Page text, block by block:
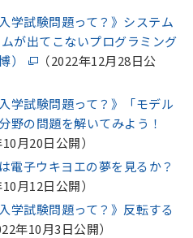
学試験問題って？》システム
が出てこないプログラミング
）
（2022年12月28日公
学試験問題って？》「モデル
野の問題を解いてみよう！
月20日公開）
電子ウキヨエの夢を見るか？
月12日公開）
学試験問題って？》反転する
年10月3日公開）